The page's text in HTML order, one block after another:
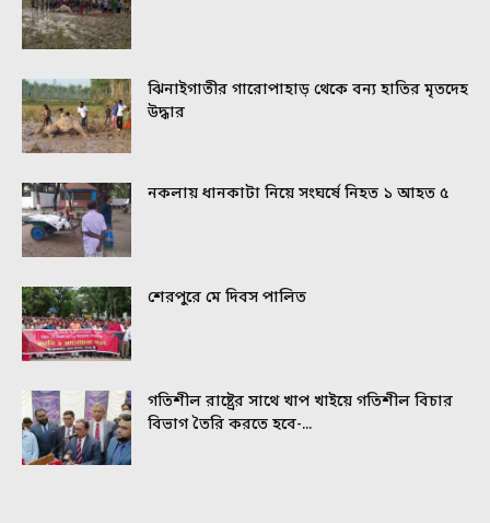
ঝিনাইগাতীর গারোপাহাড় থেকে বন্য হাতির মৃতদেহ
উদ্ধার
নকলায় ধানকাটা নিয়ে সংঘর্ষে নিহত ১ আহত ৫
শেরপুরে মে দিবস পালিত
গতিশীল রাষ্ট্রের সাথে খাপ খাইয়ে গতিশীল বিচার
বিভাগ তৈরি করতে হবে-...